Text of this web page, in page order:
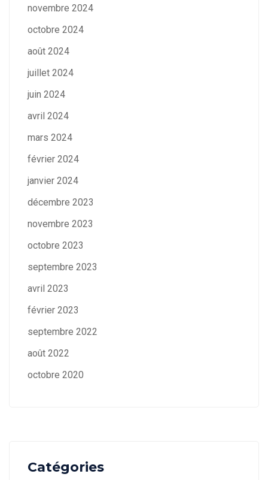
novembre 2024
octobre 2024
août 2024
juillet 2024
juin 2024
avril 2024
mars 2024
février 2024
janvier 2024
décembre 2023
novembre 2023
octobre 2023
septembre 2023
avril 2023
février 2023
septembre 2022
août 2022
octobre 2020
Catégories